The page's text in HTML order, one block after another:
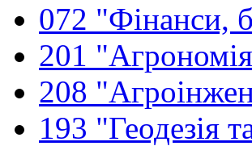
072 "Фінанси,
201
208
193 "Геодезія